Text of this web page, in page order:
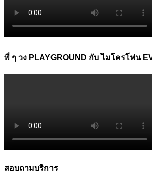
พี่ ๆ วง PLAYGROUND กับ ไมโครโฟน
สอบถามบริการ